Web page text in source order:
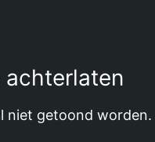
achterlaten
niet getoond worden.